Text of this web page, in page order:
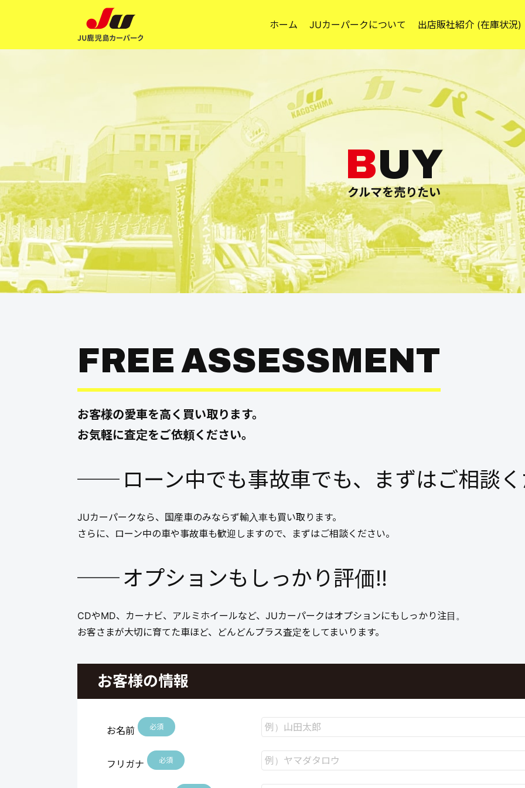
ホーム JUカーパークについて 出店販社紹介 (在庫状況)
クルマを売りたい
FREE ASSESSMENT
お客様の愛車を高く買い取ります。
お気軽に査定をご依頼ください。
ローン中でも事故車でも、まずはご相談
JUカーパークなら、国産車のみならず輸入車も買い取ります。
さらに、ローン中の車や事故車も歓迎しますので、まずはご相談ください。
オプションもしっかり評価!!
CDやMD、カーナビ、アルミホイールなど、JUカーパークはオプションにもしっかり注目。
お客さまが大切に育てた車ほど、どんどんプラス査定をしてまいります。
お客様の情報
お名前 必須
フリガナ 必須